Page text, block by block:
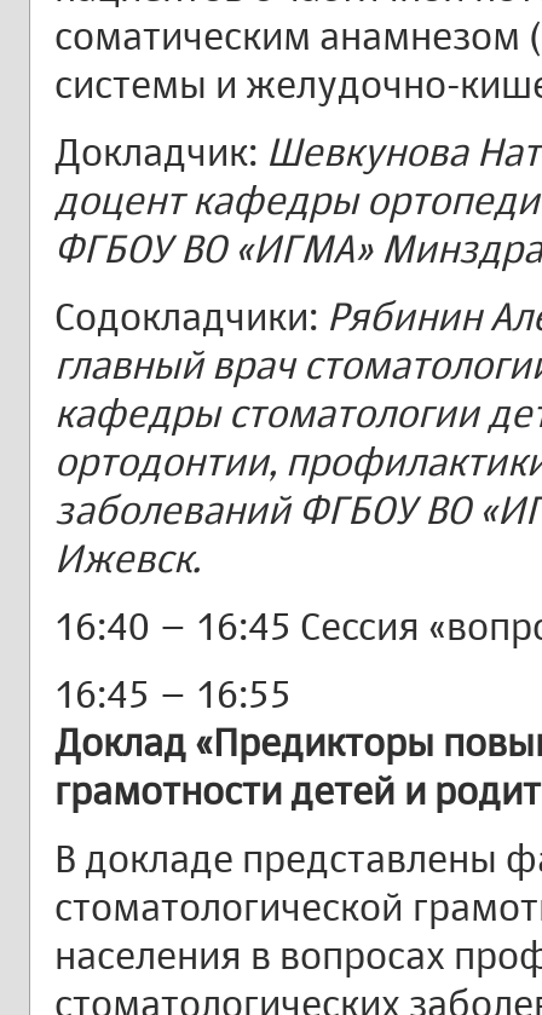
соматическим анамнезом
системы и желудочно-
Докладчик: Шевкунова
доцент кафедры
ФГБОУ ВО «ИГМА»
Содокладчики: Рябинин
главный врач
кафедры стоматологии
ортодонтии,
заболеваний ФГБОУ ВО
Ижевск.
16:40 – 16:45 Сессия
16:45 – 16:55
Доклад «Предикторы
грамотности детей и
В докладе представлены
стоматологической
населения в вопросах
стоматологических